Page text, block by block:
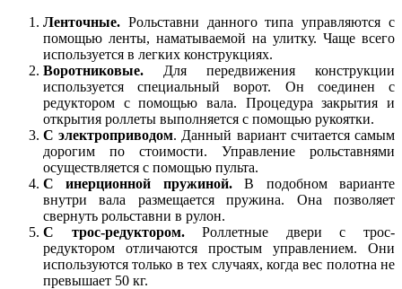
Ленточные. Рольставни данного типа управляются с
помощью ленты, наматываемой на улитку. Чаще всего
используется в легких конструкциях.
Воротниковые. Для передвижения конструкции
используется специальный ворот. Он соединен с
редуктором с помощью вала. Процедура закрытия и
открытия роллеты выполняется с помощью рукоятки.
С электроприводом. Данный вариант считается самым
дорогим по стоимости. Управление рольставнями
осуществляется с помощью пульта.
С инерционной пружиной.В подобном варианте
внутри вала размещается пружина. Она позволяет
свернуть рольставни в рулон.
С трос-редуктором.Роллетные двери с трос-
редуктором отличаются простым управлением. Они
используются только в тех случаях, когда вес полотна не
превышает 50 кг.